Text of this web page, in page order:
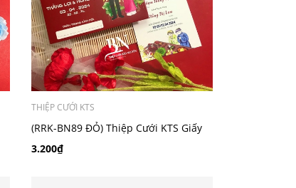
THIỆP CƯỚI KTS
(RRK-BN89 ĐỎ) Thiệp Cưới KTS Giấy
Ford 200
3.200₫